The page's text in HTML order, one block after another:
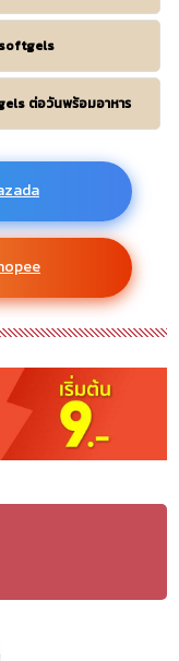
softgels
ต่อวันพร้อมอาหาร